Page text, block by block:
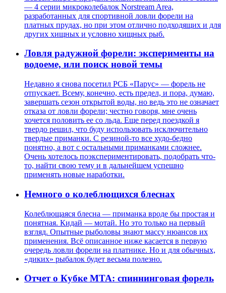
— 4 серии микроколебалок Norstream Area,
разработанных для спортивной ловли форели на
платных прудах, но при этом отлично подходящих и для
других хищных и условно хищных рыб.
Ловля радужной форели: эксперименты на
водоеме, или поиск новой темы
Недавно я снова посетил РСБ «Парус» — форель не
отпускает. Всему, конечно, есть предел, и пора, думаю,
завершать сезон открытой воды, но ведь это не означает
отказа от ловли форели; честно говоря, мне очень
хочется половить ее со льда. Еще перед поездкой я
твердо решил, что буду использовать исключительно
твердые приманки. С резиной-то все худо-бедно
понятно, а вот с остальными приманками сложнее.
Очень хотелось поэкспериментировать, подобрать что-
то, найти свою тему и в дальнейшем успешно
применять новые наработки.
Немного о колеблющихся блеснах
Колеблющаяся блесна — приманка вроде бы простая и
понятная. Кидай — мотай. Но это только на первый
взгляд. Опытные рыболовы знают массу нюансов их
применения. Всё описанное ниже касается в первую
очередь ловли форели на платнике. Но и для обычных,
«диких» рыбалок будет весьма полезно.
Отчет о Кубке МТА: спиннинговая форель